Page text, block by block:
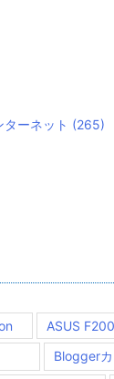
ーネット (265)
ASUS
Blogger